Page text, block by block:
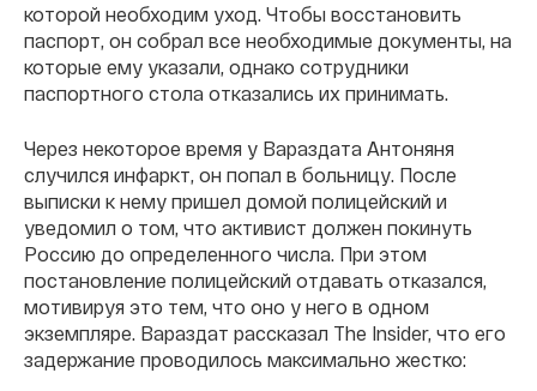
которой необходим уход. Чтобы восстановить
паспорт, он собрал все необходимые документы, на
которые ему указали, однако сотрудники
паспортного стола отказались их принимать.
Через некоторое время у Вараздата Антоняня
случился инфаркт, он попал в больницу. После
выписки к нему пришел домой полицейский и
уведомил о том, что активист должен покинуть
Россию до определенного числа. При этом
постановление полицейский отдавать отказался,
мотивируя это тем, что оно у него в одном
экземпляре. Вараздат рассказал The Insider, что его
задержание проводилось максимально жестко: